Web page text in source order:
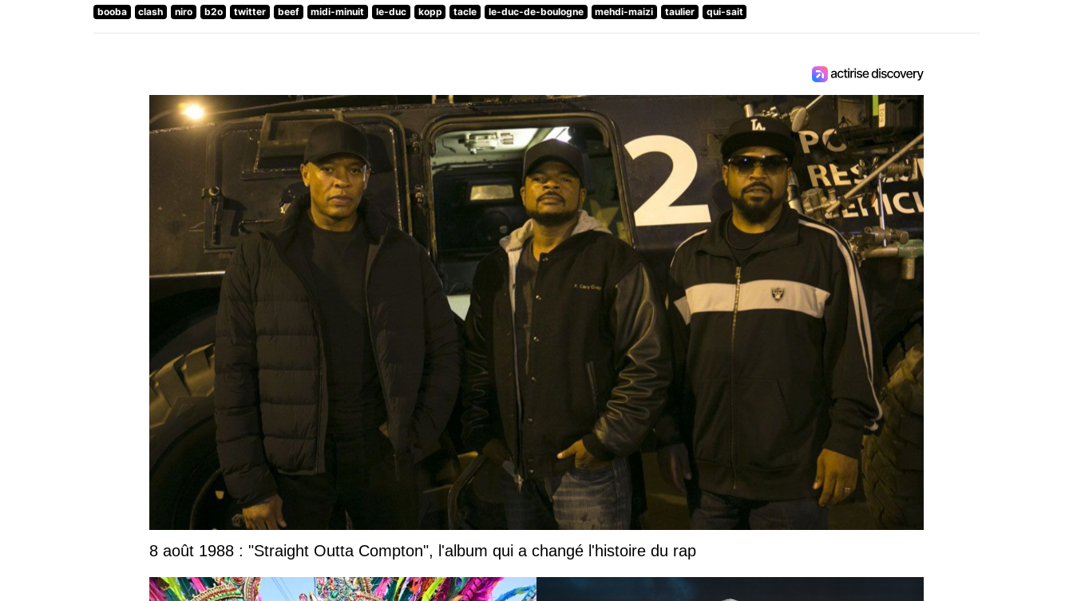
booba clash niro b2o twitter beef midi-minuit le-duc kopp tacle le-duc-de-boulogne mehdi-maizi taulier qui-sait
8 août 1988 : "Straight Outta Compton", l'album qui a changé l'histoire du rap